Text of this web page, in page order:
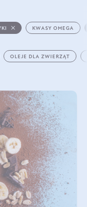
KWASY OMEGA
OLEJE DLA ZWIERZĄT